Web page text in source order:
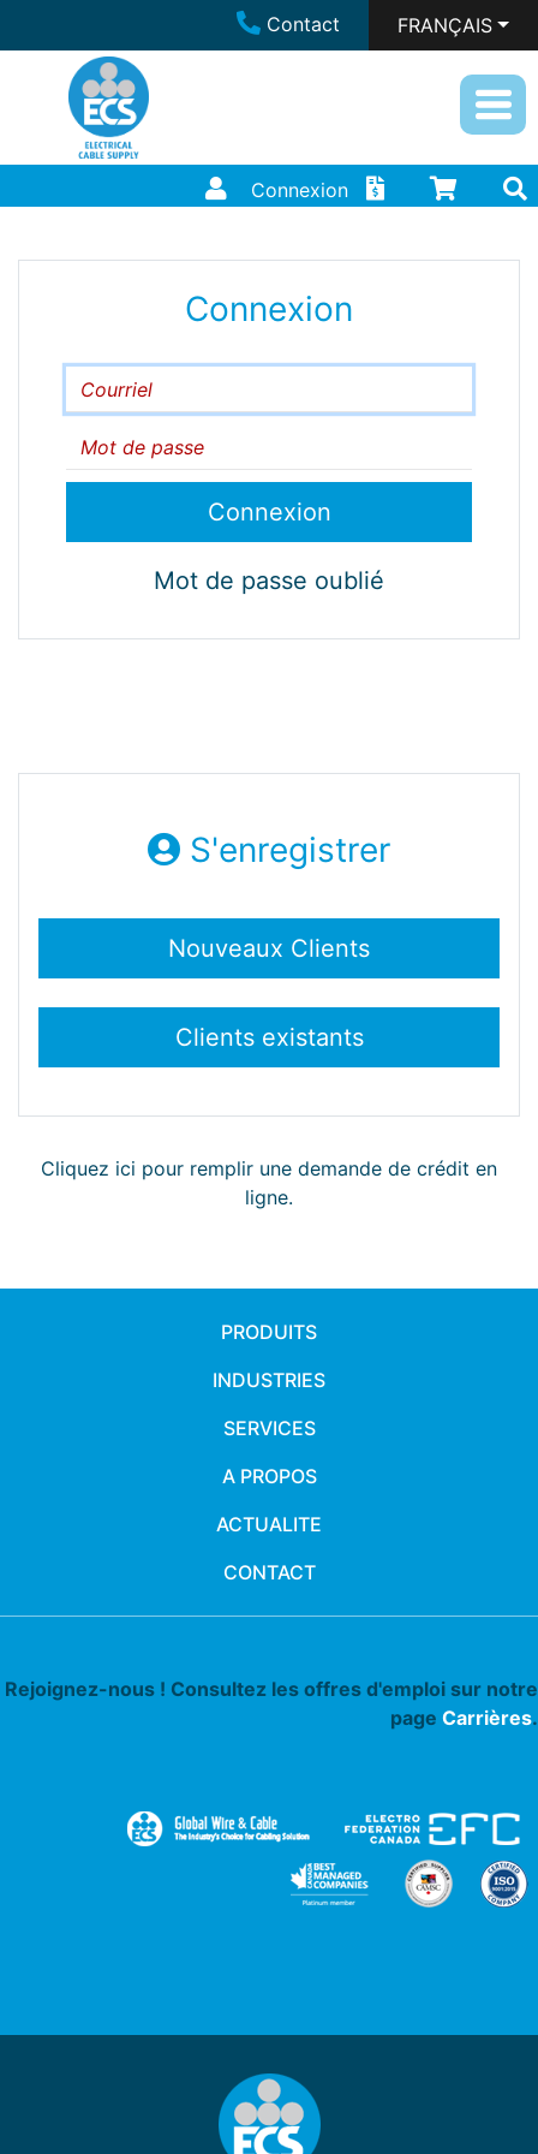
Contact FRANÇAIS
Connexion
Connexion
Courriel
Mot de passe
Mot de passe oublié
S'enregistrer
Cliquez ici pour remplir une demande de crédit en
ligne.
PRODUITS
INDUSTRIES
SERVICES
A PROPOS
ACTUALITE
CONTACT
Rejoignez-nous ! Consultez les offres d'emploi sur notre
page Carrières.